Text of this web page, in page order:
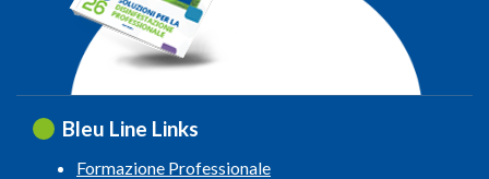
Bleu Line Links
Formazione Professionale